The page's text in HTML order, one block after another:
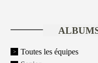
Toutes les équipes